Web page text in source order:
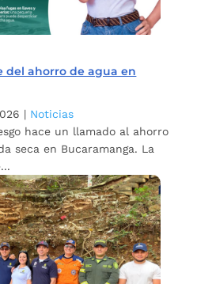
del ahorro de agua en
| Noticias
hace un llamado al ahorro
seca en Bucaramanga. La